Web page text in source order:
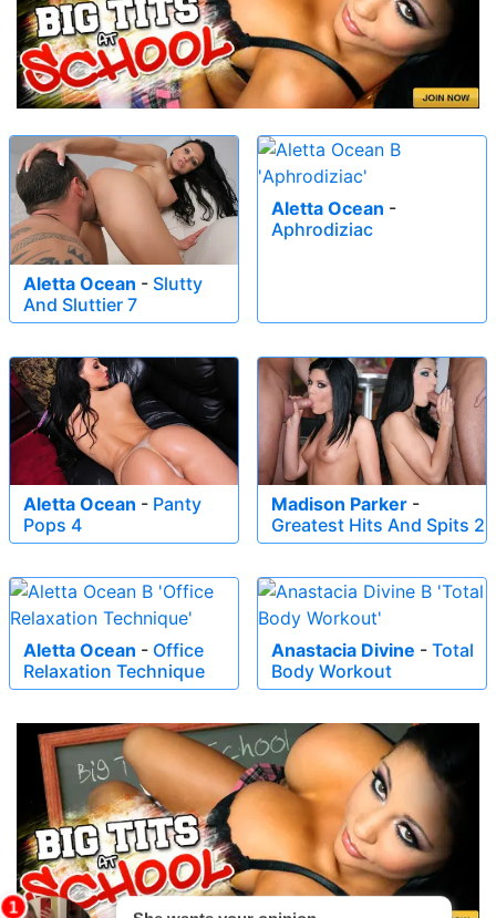
Aletta Ocean - Slutty
And Sluttier 7
Aletta Ocean -
Aphrodiziac
Aletta Ocean - Panty
Pops 4
Madison Parker -
Greatest Hits And Spits 2
Aletta Ocean - Office
Relaxation Technique
Anastacia Divine - Total
Body Workout